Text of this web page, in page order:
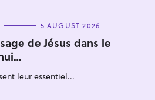
5 AUGUST 2026
de Jésus dans le
leur essentiel...